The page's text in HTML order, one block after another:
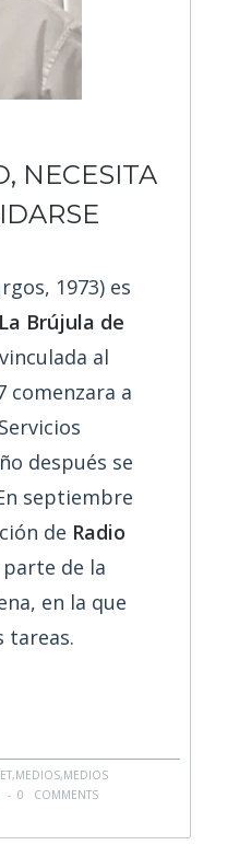
NECESITA
1973) es
La Brújula de
al
comenzara a
después se
septiembre
de Radio
de la
en la que
tareas.
,MEDIOS,MEDIOS
-0 COMMENTS